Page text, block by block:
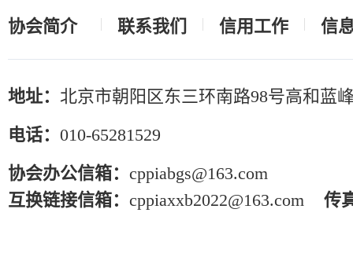
协会简介 联系我们 信用工作 信
地址： 北京市朝阳区东三环南路98号高和蓝
电话： 010-65281529
协会办公信箱： cppiabgs@163.com
互换链接信箱： cppiaxxb2022@163.com 传